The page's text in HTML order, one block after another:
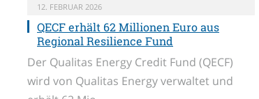
12. FEBRUAR 2026
QECF erhält 62 Millionen Euro aus
Regional Resilience Fund
Der Qualitas Energy Credit Fund (QECF)
wird von Qualitas Energy verwaltet und